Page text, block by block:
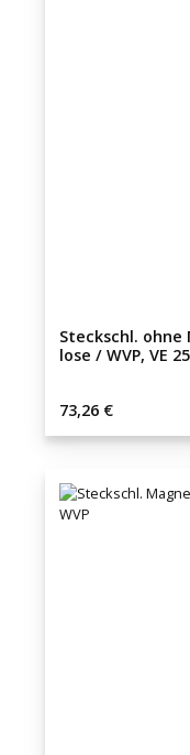
Steckschl. ohne
lose / WVP, VE
Regulärer Preis:
73,26 €